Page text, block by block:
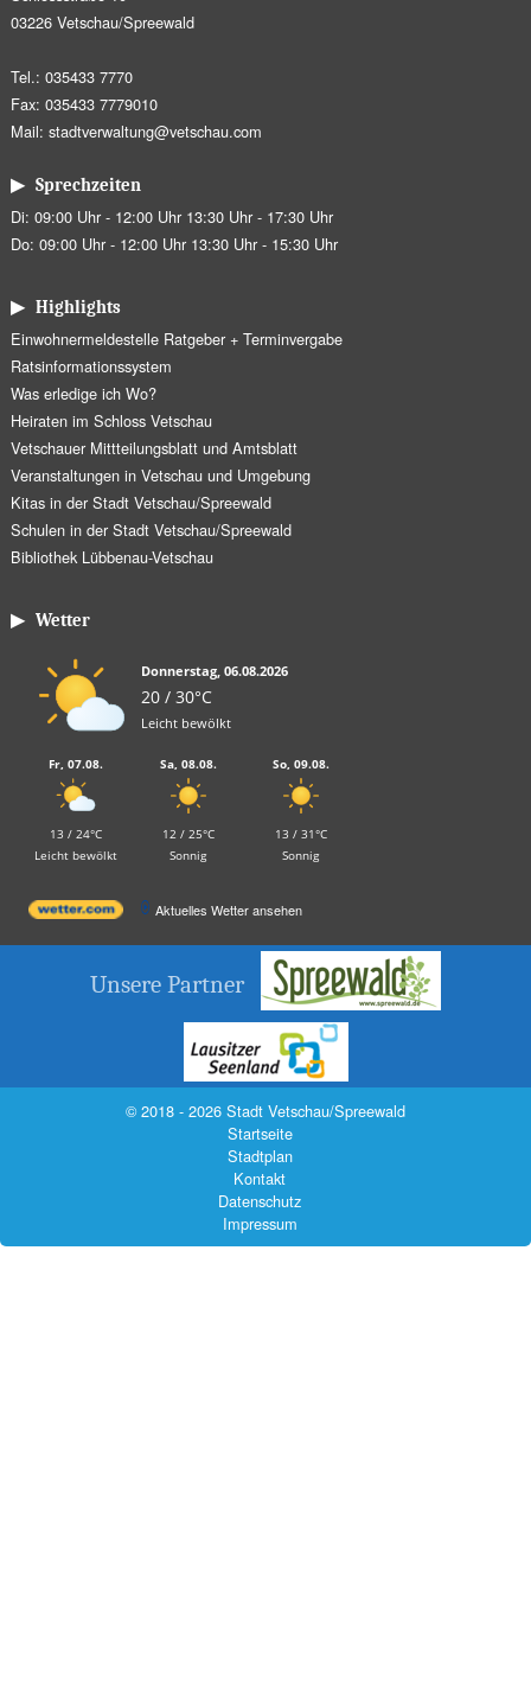
03226 Vetschau/Spreewald
Tel.: 035433 7770
Fax: 035433 7779010
Mail: stadtverwaltung@vetschau.com
▶ Sprechzeiten
Di: 09:00 Uhr - 12:00 Uhr 13:30 Uhr - 17:30 Uhr
Do: 09:00 Uhr - 12:00 Uhr 13:30 Uhr - 15:30 Uhr
▶ Highlights
Einwohnermeldestelle Ratgeber + Terminvergabe
Ratsinformationssystem
Was erledige ich Wo?
Heiraten im Schloss Vetschau
Vetschauer Mittteilungsblatt und Amtsblatt
Veranstaltungen in Vetschau und Umgebung
Kitas in der Stadt Vetschau/Spreewald
Schulen in der Stadt Vetschau/Spreewald
Bibliothek Lübbenau-Vetschau
▶ Wetter
Donnerstag, 06.08.2026
20 / 30°C
Leicht bewölkt
Fr, 07.08.
13 / 24°C
Leicht bewölkt
Sa, 08.08.
12 / 25°C
Sonnig
So, 09.08.
13 / 31°C
Sonnig
Aktuelles Wetter ansehen
Unsere Partner
© 2018 - 2026 Stadt Vetschau/Spreewald
Startseite
Stadtplan
Kontakt
Datenschutz
Impressum